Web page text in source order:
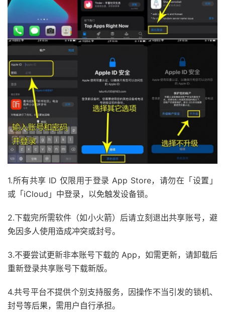
1.所有共享 ID 仅限用于登录 App Store，请勿在「设置」
或「iCloud」中登录，以免触发设备锁。
2.下载完所需软件（如小火箭）后请立刻退出共享账号，避
免因多人使用造成冲突或封号。
3.不要尝试更新非本账号下载的 App，如需更新，请卸载后
重新登录共享账号下载新版。
4.共号平台不提供个别支持服务，因操作不当引发的锁机、
封号等后果，需用户自行承担。